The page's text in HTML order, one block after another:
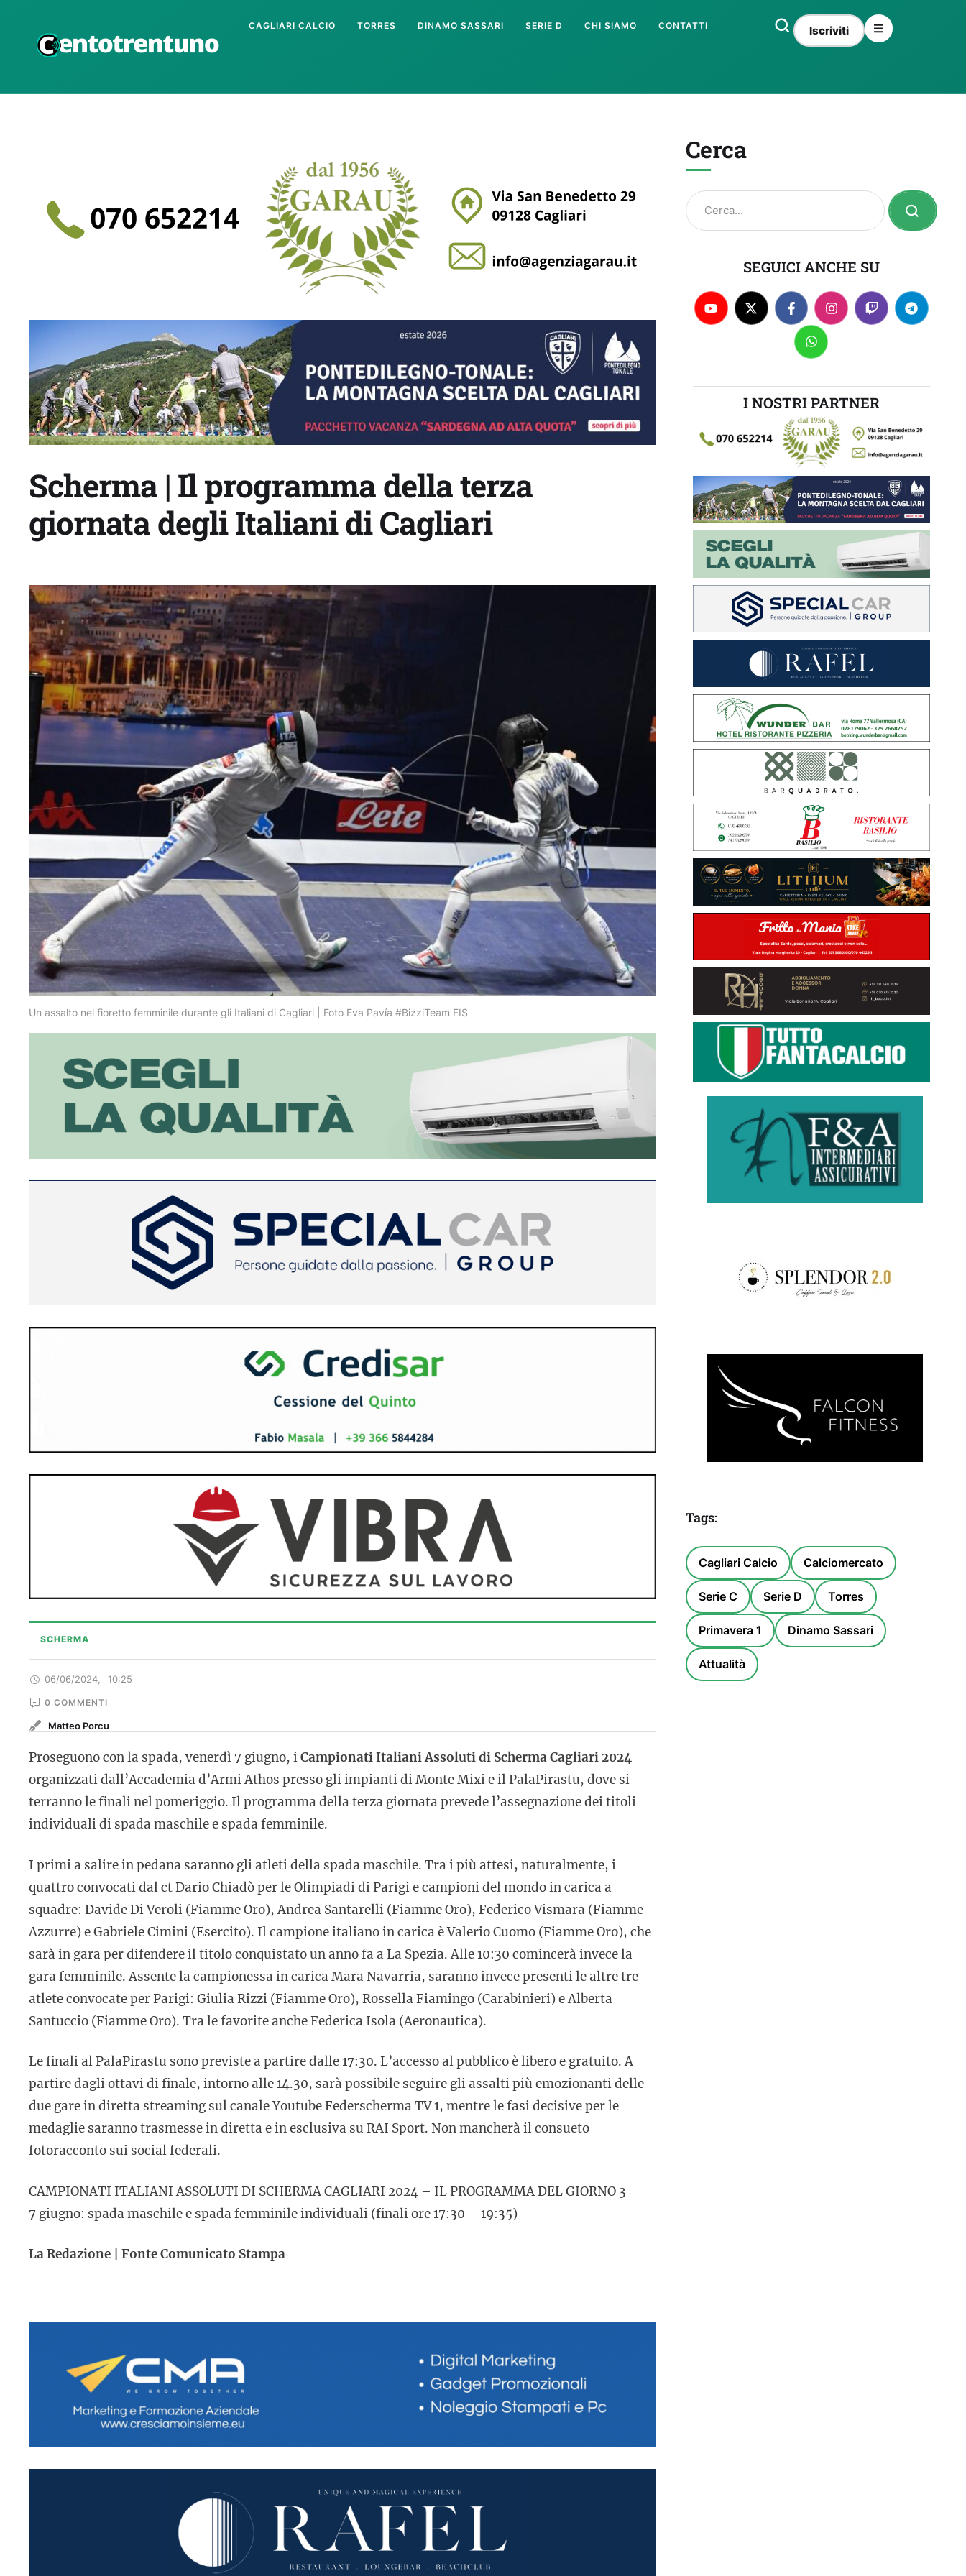
CAGLIARI CALCIO TORRES DINAMO SASSARI SERIE D CHI SIAMO CONTATTI Iscriviti
Scherma | Il programma della terza
giornata degli Italiani di Cagliari
Un assalto nel fioretto femminile durante gli Italiani di Cagliari | Foto Eva Pavía #BizziTeam FIS
SCHERMA
06/06/2024, 10:25
0 COMMENTI
Matteo Porcu
Proseguono con la spada, venerdì 7 giugno, iCampionati Italiani Assoluti di Scherma Cagliari 2024
organizzati dall’Accademia d’Armi Athos presso gli impianti di Monte Mixi e il PalaPirastu, dove si
terranno le finali nel pomeriggio. Il programma della terza giornata prevede l’assegnazione dei titoli
individuali di spada maschile e spada femminile.
I primi a salire in pedana saranno gli atleti della spada maschile. Tra i più attesi, naturalmente, i
quattro convocati dal ct Dario Chiadò per le Olimpiadi di Parigi e campioni del mondo in carica a
squadre: Davide Di Veroli (Fiamme Oro), Andrea Santarelli (Fiamme Oro), Federico Vismara (Fiamme
Azzurre) e Gabriele Cimini (Esercito). Il campione italiano in carica è Valerio Cuomo (Fiamme Oro), che
sarà in gara per difendere il titolo conquistato un anno fa a La Spezia. Alle 10:30 comincerà invece la
gara femminile. Assente la campionessa in carica Mara Navarria, saranno invece presenti le altre tre
atlete convocate per Parigi: Giulia Rizzi (Fiamme Oro), Rossella Fiamingo (Carabinieri) e Alberta
Santuccio (Fiamme Oro). Tra le favorite anche Federica Isola (Aeronautica).
Le finali al PalaPirastu sono previste a partire dalle 17:30. L’accesso al pubblico è libero e gratuito. A
partire dagli ottavi di finale, intorno alle 14.30, sarà possibile seguire gli assalti più emozionanti delle
due gare in diretta streaming sul canale Youtube Federscherma TV 1, mentre le fasi decisive per le
medaglie saranno trasmesse in diretta e in esclusiva su RAI Sport. Non mancherà il consueto
fotoracconto sui social federali.
CAMPIONATI ITALIANI ASSOLUTI DI SCHERMA CAGLIARI 2024 – IL PROGRAMMA DEL GIORNO 3
7 giugno: spada maschile e spada femminile individuali (finali ore 17:30 – 19:35)
La Redazione | Fonte Comunicato Stampa
Cerca
SEGUICI ANCHE SU
I NOSTRI PARTNER
Tags:
Cagliari Calcio Calciomercato
Serie C Serie D Torres
Primavera 1 Dinamo Sassari
Attualità